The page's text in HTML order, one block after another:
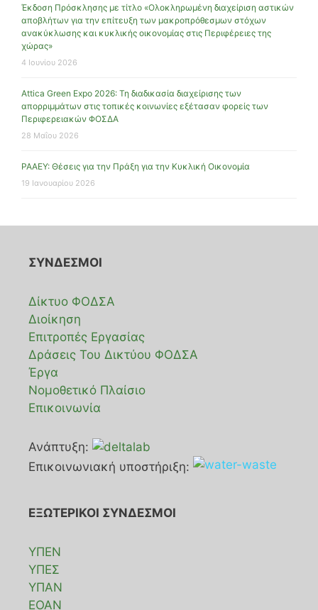
Έκδοση Πρόσκλησης με τίτλο «Ολοκληρωμένη διαχείριση αστικών
αποβλήτων για την επίτευξη των μακροπρόθεσμων στόχων
ανακύκλωσης και κυκλικής οικονομίας στις Περιφέρειες της
χώρας»
4 Ιουνίου 2026
Attica Green Expo 2026: Τη διαδικασία διαχείρισης των
απορριμμάτων στις τοπικές κοινωνίες εξέτασαν φορείς των
Περιφερειακών ΦΟΣΔΑ
28 Μαΐου 2026
ΡΑΑΕΥ: Θέσεις για την Πράξη για την Κυκλική Οικονομία
19 Ιανουαρίου 2026
ΣΥΝΔΕΣΜΟΙ
Δίκτυο ΦΟΔΣΑ
Διοίκηση
Επιτροπές Εργασίας
Δράσεις Του Δικτύου ΦΟΔΣΑ
Έργα
Νομοθετικό Πλαίσιο
Επικοινωνία
Ανάπτυξη:
Επικοινωνιακή υποστήριξη:
ΕΞΩΤΕΡΙΚΟΙ ΣΥΝΔΕΣΜΟΙ
ΥΠΕΝ
ΥΠΕΣ
ΥΠΑΝ
ΕΟΑΝ